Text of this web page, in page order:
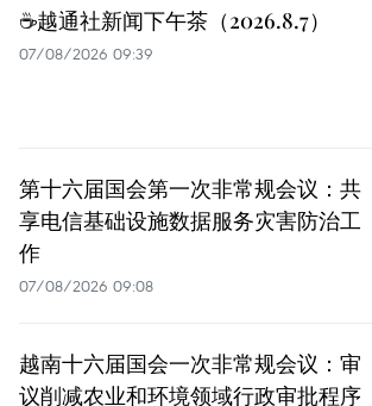
☕️越通社新闻下午茶（2026.8.7）
07/08/2026 09:39
第十六届国会第一次非常规会议：共
享电信基础设施数据服务灾害防治工
作
07/08/2026 09:08
越南十六届国会一次非常规会议：审
议削减农业和环境领域行政审批程序